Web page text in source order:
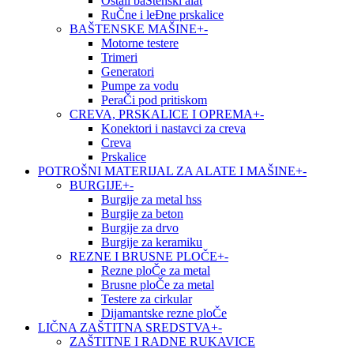
RuČne i leĐne prskalice
BAŠTENSKE MAŠINE+-
Motorne testere
Trimeri
Generatori
Pumpe za vodu
PeraČi pod pritiskom
CREVA, PRSKALICE I OPREMA+-
Konektori i nastavci za creva
Creva
Prskalice
POTROŠNI MATERIJAL ZA ALATE I MAŠINE+-
BURGIJE+-
Burgije za metal hss
Burgije za beton
Burgije za drvo
Burgije za keramiku
REZNE I BRUSNE PLOČE+-
Rezne ploČe za metal
Brusne ploČe za metal
Testere za cirkular
Dijamantske rezne ploČe
LIČNA ZAŠTITNA SREDSTVA+-
ZAŠTITNE I RADNE RUKAVICE